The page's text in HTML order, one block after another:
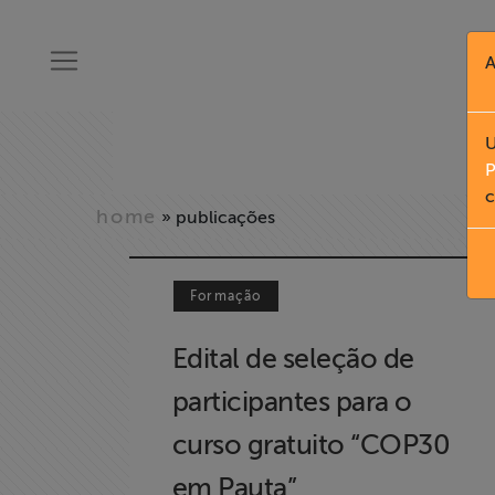
home » publicações
Formação
Edital de seleção de
participantes para o
curso gratuito “COP30
em Pauta”